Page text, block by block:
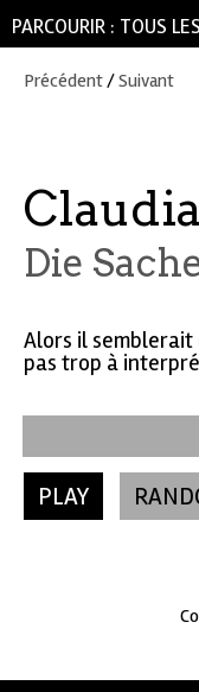
PARCOURIR : TOUS
Précédent/Suivant
Die
Alors il semblerait
pas trop à
PLAY